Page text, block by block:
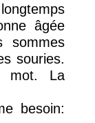
âgée
sommes
souries.
mot. La
besoin: